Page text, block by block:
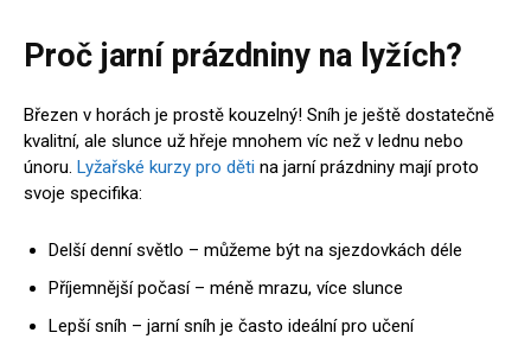
Proč jarní prázdniny na lyžích?
Březen v horách je prostě kouzelný! Sníh je ještě dostatečně
kvalitní, ale slunce už hřeje mnohem víc než v lednu nebo
únoru. Lyžařské kurzy pro děti na jarní prázdniny mají proto
svoje specifika:
Delší denní světlo – můžeme být na sjezdovkách déle
Příjemnější počasí – méně mrazu, více slunce
Lepší sníh – jarní sníh je často ideální pro učení